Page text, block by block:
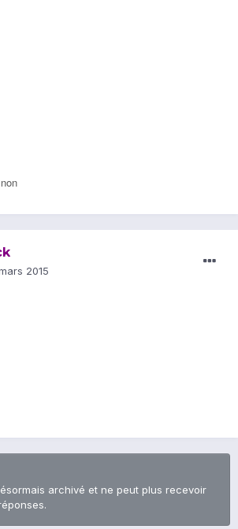
2015
archivé et ne peut plus recevoir